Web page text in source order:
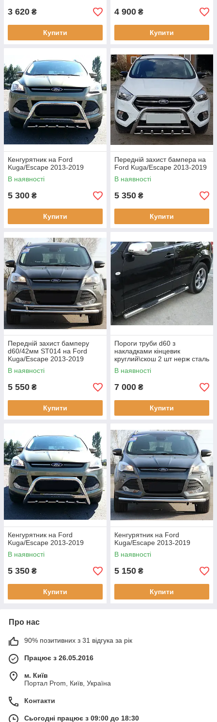
3 620 ₴
Купити
4 900 ₴
Купити
Кенгурятник на Ford
Kuga/Escape 2013-2019
В наявності
5 300 ₴
Купити
Передній захист бампера на
Ford Kuga/Escape 2013-2019
В наявності
5 350 ₴
Купити
Передній захист бамперу
d60/42мм ST014 на Ford
Kuga/Escape 2013-2019
В наявності
5 550 ₴
Купити
Пороги труби d60 з
накладками кінцевик
круглий\скош 2 шт нерж сталь
Ford Escape USA (з 2013 --)
В наявності
7 000 ₴
Купити
Кенгурятник на Ford
Kuga/Escape 2013-2019
В наявності
5 350 ₴
Купити
Кенгурятник на Ford
Kuga/Escape 2013-2019
В наявності
5 150 ₴
Купити
Про нас
90% позитивних з 31 відгука за рік
Працює з 26.05.2016
м. Київ
Портал Prom, Київ, Україна
Контакти
Сьогодні працює з 09:00 до 18:30